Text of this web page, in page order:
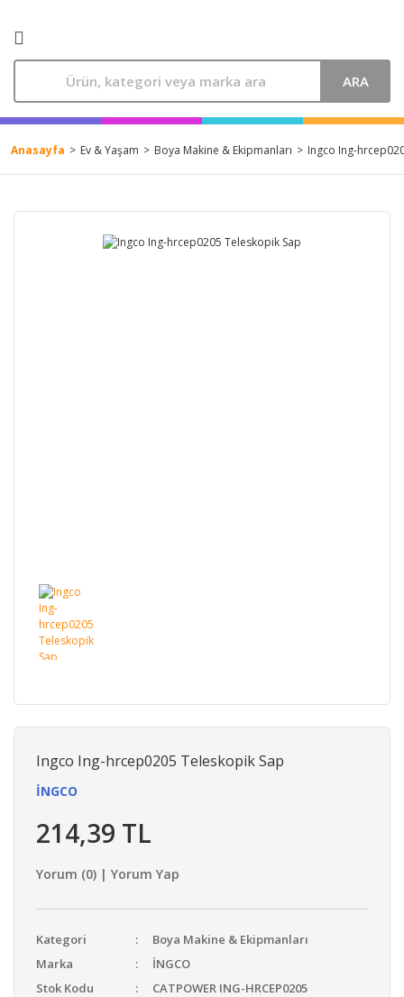
ARA
Anasayfa Ev & Yaşam Boya Makine & Ekipmanları Ingco Ing-
Ingco Ing-hrcep0205 Teleskopik Sap
İNGCO
214,39 TL
Yorum (0) | Yorum Yap
Kategori
Boya Makine & Ekipmanları
Marka
İNGCO
Stok Kodu
CATPOWER ING-HRCEP0205